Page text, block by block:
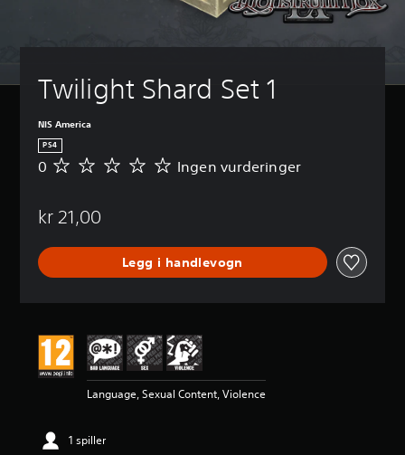
Twilight Shard Set 1
NIS America
PS4
I
e
v
u
n
g
0 Ingen vurderinger
kr 21,00
Legg i handlevogn
Language, Sexual Content, Violence
1 spiller